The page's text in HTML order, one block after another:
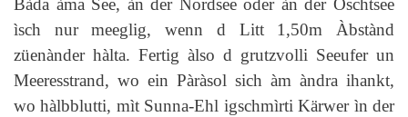
Bàda àma See, àn der Nordsee oder àn der Oschtsee
ìsch nur meeglig, wenn d Litt 1,50m Àbstànd
züenànder hàlta. Fertig àlso d grutzvolli Seeufer un
Meeresstrand, wo ein Pàràsol sich àm àndra ihankt,
wo hàlbblutti, mìt Sunna-Ehl igschmìrti Kärwer ìn der